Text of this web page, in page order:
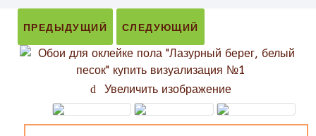
ПРЕДЫДУЩИЙ СЛЕДУЮЩИЙ
Увеличить изображение